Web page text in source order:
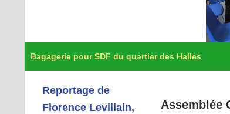
Bagagerie pour SDF du quartier des Halles
Assemblée
Reportage de
Florence Levillain,